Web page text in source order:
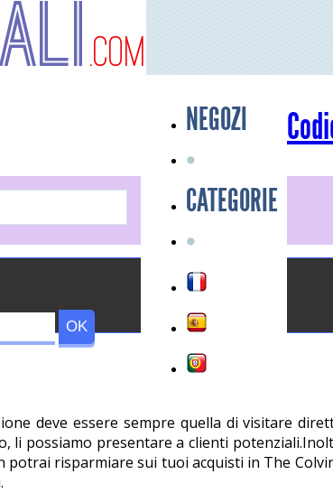
.com
NEGOZI
CATEGORIE
deve essere sempre quella di visitare
li possiamo presentare a clienti
risparmiare sui tuoi acquisti in The